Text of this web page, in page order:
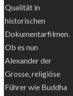
Qualität in
historischen
Dokumentarfilmen.
Ob es nun
Alexander der
Grosse, religiöse
Führer wie Buddha